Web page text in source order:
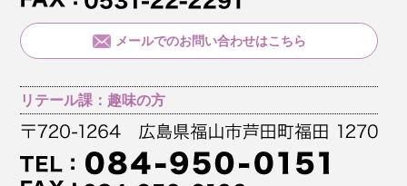
メールでのお問い合わせはこちら
リテール課：趣味の方